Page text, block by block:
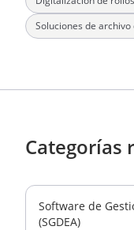
Soluciones de archivo
Categorías
Software de
(SGDEA)